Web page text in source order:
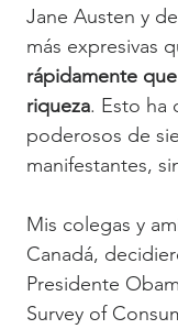
Jane Austen y
más expresivas
rápidamente
riqueza. Esto
poderosos de
manifestantes,
Mis colegas y
Canadá,
Presidente
Survey of